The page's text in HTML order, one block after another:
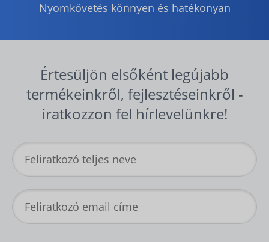
Nyomkövetés könnyen és hatékonyan
Értesüljön elsőként legújabb
termékeinkről, fejlesztéseinkről -
iratkozzon fel hírlevelünkre!